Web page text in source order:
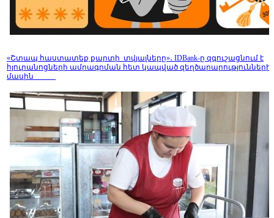
«Շտապ հաստատեք քարտի տվյալները»․ IDBank-ը զգուշացնում է
հյուրանոցների ամրագրման հետ կապված զեղծարարությունների
մասին